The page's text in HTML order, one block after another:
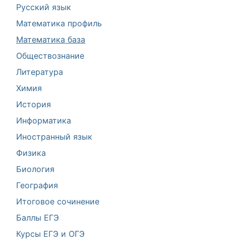
Русский язык
Математика профиль
Математика база
Обществознание
Литература
Химия
История
Информатика
Иностранный язык
Физика
Биология
География
Итоговое сочинение
Баллы ЕГЭ
Курсы ЕГЭ и ОГЭ